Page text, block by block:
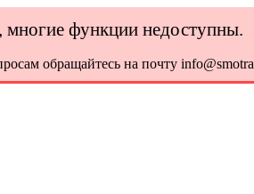
многие функции недоступны.
обращайтесь на почту